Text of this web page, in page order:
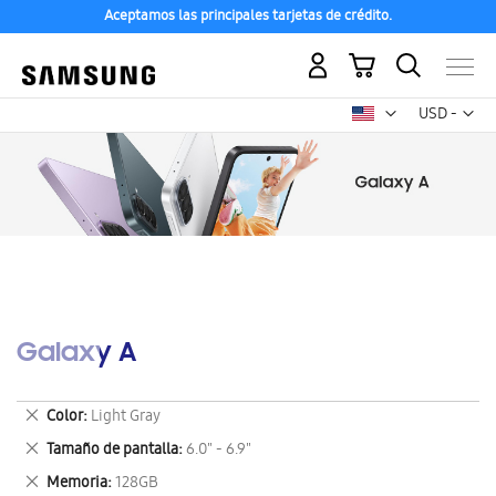
Aceptamos las principales tarjetas de crédito.
USD -
dólar
Mi carrito
Galaxy A
Color Light Gray
Eliminar
este
artículo
Tamaño de pantalla 6.0" - 6.9"
Eliminar
este
Memoria 128GB
Eliminar